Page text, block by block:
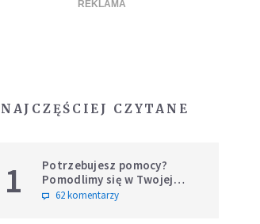
NAJCZĘŚCIEJ CZYTANE
1
Potrzebujesz pomocy?
Pomodlimy się w Twojej
intencji
62 komentarzy